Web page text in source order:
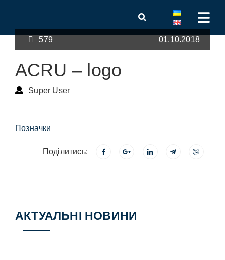
579 01.10.2018
ACRU – logo
Super User
Позначки
Поділитись:
АКТУАЛЬНІ НОВИНИ